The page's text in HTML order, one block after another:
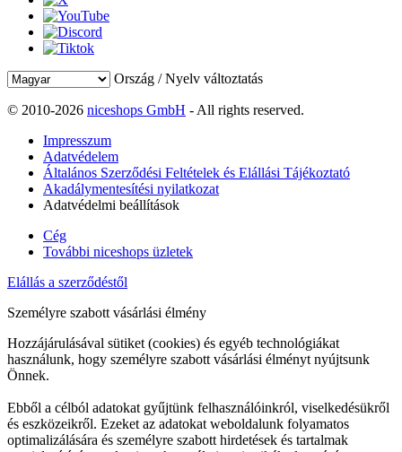
Ország / Nyelv változtatás
© 2010-2026 niceshops GmbH - All rights reserved.
Impresszum
Adatvédelem
Általános Szerződési Feltételek és Elállási Tájékoztató
Akadálymentesítési nyilatkozat
Adatvédelmi beállítások
Cég
További niceshops üzletek
Elállás a szerződéstől
Személyre szabott vásárlási élmény
Hozzájárulásával sütiket (cookies) és egyéb technológiákat
használunk, hogy személyre szabott vásárlási élményt nyújtsunk
Önnek.
Ebből a célból adatokat gyűjtünk felhasználóinkról, viselkedésükről
és eszközeikről. Ezeket az adatokat weboldalunk folyamatos
optimalizálására és személyre szabott hirdetések és tartalmak